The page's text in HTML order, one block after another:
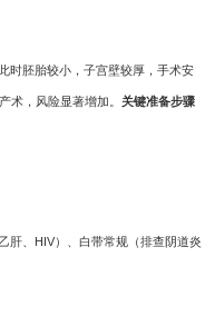
时胚胎较小，子宫壁较厚，手术安
术，风险显著增加。 关键准备步骤
肝、HIV）、白带常规（排查阴道炎